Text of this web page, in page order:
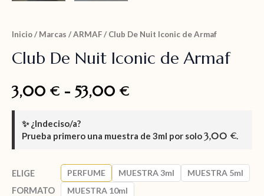
Inicio/ Marcas /ARMAF/ Club De Nuit Iconic de Armaf
Club De Nuit Iconic de Armaf
3,00 € - 53,00 €
✨¿Indeciso/a?
Prueba primero una muestra de 3ml por solo3,00 €.
ELIGE
FORMATO
PERFUME MUESTRA 3ml
MUESTRA 5ml
MUESTRA 10ml